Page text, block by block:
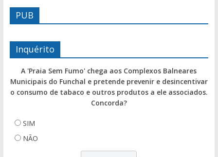
PUB
Inquérito
A 'Praia Sem Fumo' chega aos Complexos Balneares
Municipais do Funchal e pretende prevenir e desincentivar
o consumo de tabaco e outros produtos a ele associados.
Concorda?
SIM
NÃO